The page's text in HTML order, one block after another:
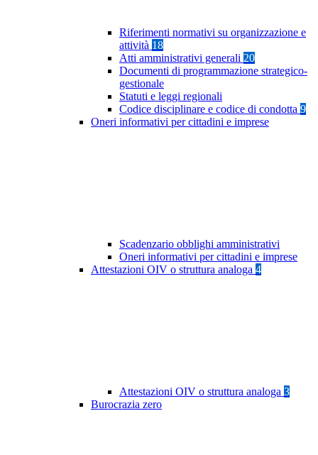
Riferimenti normativi su organizzazione e
attività 18
Atti amministrativi generali 20
Documenti di programmazione strategico-
gestionale
Statuti e leggi regionali
Codice disciplinare e codice di condotta 9
Oneri informativi per cittadini e imprese
Scadenzario obblighi amministrativi
Oneri informativi per cittadini e imprese
Attestazioni OIV o struttura analoga 4
Attestazioni OIV o struttura analoga 3
Burocrazia zero